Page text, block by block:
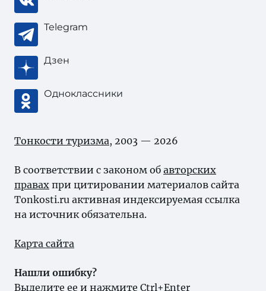
Telegram
Дзен
Одноклассники
Тонкости туризма, 2003 — 2026
В соответствии с законом об авторских
правах при цитировании материалов сайта
Tonkosti.ru активная индексируемая ссылка
на источник обязательна.
Карта сайта
Нашли ошибку?
Выделите ее и нажмите Ctrl+Enter